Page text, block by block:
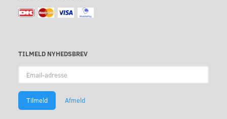
TILMELD NYHEDSBREV
adresse
Tilmeld Afmeld